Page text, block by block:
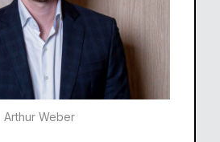
Arthur Weber